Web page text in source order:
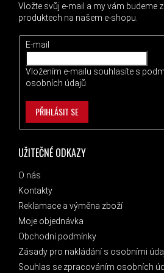
UŽITEČNÉ ODKAZY
O nás
Kontakty
Reklamace a výměna zboží
Moje objednávka
Obchodní podmínky
Zásady pro nakládání s osobními
Souhlas se zpracováním osobních
Vložte svůj e-mail a my vám budeme
produktech na našem e-shopu.
E-mail
Vložením e-mailu souhlasíte s
osobních údajů
PŘIHLÁSIT SE